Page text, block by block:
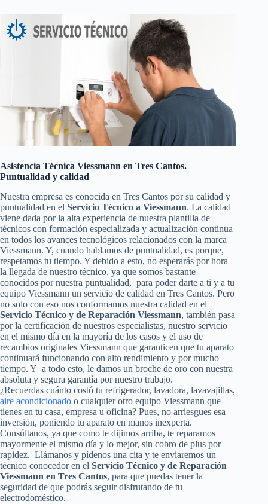
Asistencia Técnica Viessmann en Tres Cantos.
Puntualidad y calidad
Nuestra empresa es conocida en Tres Cantos por su calidad y
puntualidad en el Servicio Técnico a Viessmann. La calidad
viene dada por la alta experiencia de nuestra plantilla de
técnicos con formación especializada y actualización continua
en todos los avances tecnológicos relacionados con la marca
Viessmann. Y, cuando hablamos de puntualidad, es porque,
respetamos tu tiempo. Y debido a esto, no esperarás por hora
la llegada de nuestro técnico, ya que somos bastante
conocidos por nuestra puntualidad, para poder darte a ti y a tu
equipo Viessmann un servicio de calidad en Tres Cantos. Pero
no solo con eso nos conformamos nuestra calidad en el
Servicio Técnico y de Reparación Viessmann, también pasa
por la certificación de nuestros especialistas, nuestro servicio
en el mismo día en la mayoría de los casos y el uso de
recambios originales Viessmann que garanticen que tu aparato
continuará funcionando con alto rendimiento y por mucho
tiempo. Y a todo esto, le damos un broche de oro con nuestra
absoluta y segura garantía por nuestro trabajo.
¿Recuerdas cuánto costó tu refrigerador, lavadora, lavavajillas,
aire acondicionado o cualquier otro equipo Viessmann que
tienes en tu casa, empresa u oficina? Pues, no arriesgues esa
inversión, poniendo tu aparato en manos inexperta.
Consúltanos, ya que como te dijimos arriba, te reparamos
mayormente el mismo día y lo mejor, sin cobro de plus por
rapidez. Llámanos y pídenos una cita y te enviaremos un
técnico conocedor en el Servicio Técnico y de Reparación
Viessmann en Tres Cantos, para que puedas tener la
seguridad de que podrás seguir disfrutando de tu
electrodoméstico.